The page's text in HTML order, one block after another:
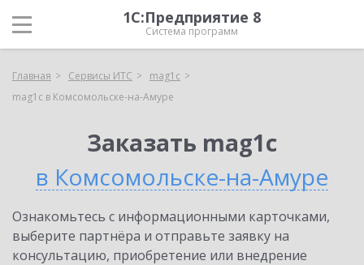
1С:Предприятие 8
Система программ
Главная Сервисы ИТС
mag1c
mag1c в Комсомольске-на-Амуре
Заказать mag1c
в Комсомольске-на-Амуре
Ознакомьтесь с информационными карточками,
выберите партнёра и отправьте заявку на
консультацию, приобретение или внедрение